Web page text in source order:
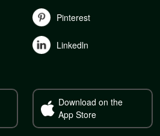
Pinterest
Linkedln
Download on the
App Store